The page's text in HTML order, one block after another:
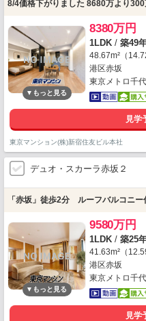
8/4価格下がりました 8680万より
8380万円
1LDK / 築49
48.67m²（
港区赤坂
東京メトロ千
見学
東京マンション(株)新宿住友ビル本社
デュオ・スカーラ赤坂２
「赤坂」徒歩2分 ルーフバルコニ
9580万円
1LDK / 築25
41.63m²（
港区赤坂
東京メトロ千
見学